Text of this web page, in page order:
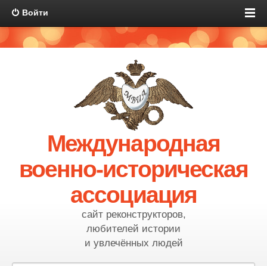
Войти
Международная
военно-историческая
ассоциация
сайт реконструкторов,
любителей истории
и увлечённых людей